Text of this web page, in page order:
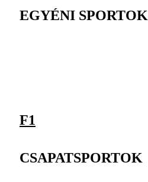
EGYÉNI SPORTOK
F1
CSAPATSPORTOK